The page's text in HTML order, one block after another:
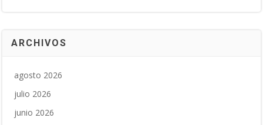
ARCHIVOS
agosto 2026
julio 2026
junio 2026